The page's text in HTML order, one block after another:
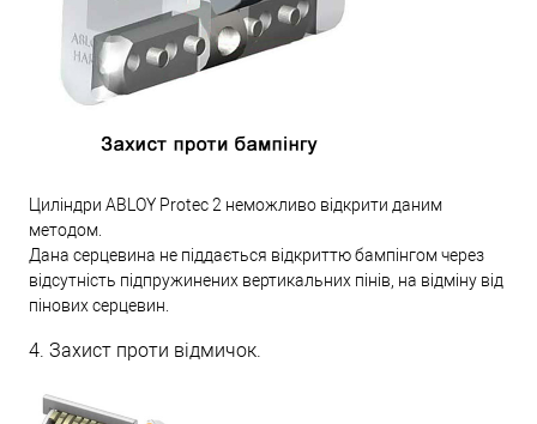
Циліндри ABLOY Protec 2 неможливо відкрити даним
методом.
Дана серцевина не піддається відкриттю бампінгом через
відсутність підпружинених вертикальних пінів, на відміну від
пінових серцевин.
4. Захист проти відмичок.